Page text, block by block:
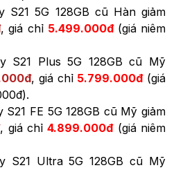
S21 5G 128GB cũ Hàn giảm
, giá chỉ 5.499.000đ(giá niêm
S21 Plus 5G 128GB cũ Mỹ
, giá chỉ 5.799.000đ(giá
S21 FE 5G 128GB cũ Mỹ giảm
, giá chỉ4.899.000đ(giá niêm
S21 Ultra 5G 128GB cũ Mỹ